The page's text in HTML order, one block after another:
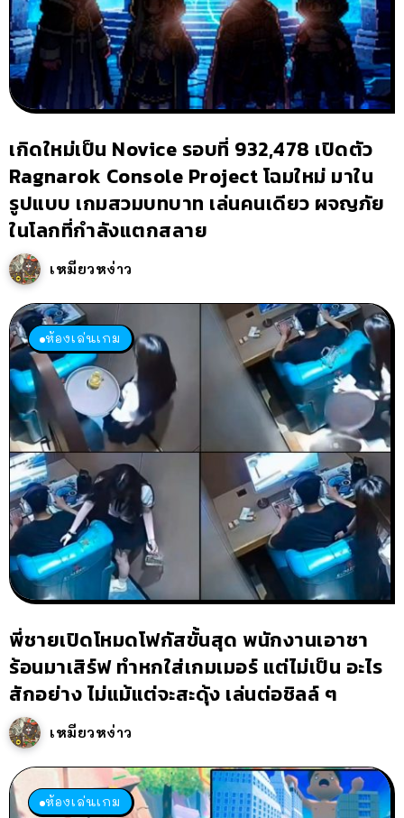
เกิดใหม่เป็น Novice รอบที่ 932,478 เปิดตัว
Ragnarok Console Project โฉมใหม่ มาใน
รูปแบบ เกมสวมบทบาท เล่นคนเดียว ผจญภัย
ในโลกที่กำลังแตกสลาย
เหมียวหง่าว
ห้องเล่นเกม
พี่ชายเปิดโหมดโฟกัสขั้นสุด พนักงานเอาชา
ร้อนมาเสิร์ฟ ทำหกใส่เกมเมอร์ แต่ไม่เป็น อะไร
สักอย่าง ไม่แม้แต่จะสะดุ้ง เล่นต่อชิลล์ ๆ
เหมียวหง่าว
ห้องเล่นเกม